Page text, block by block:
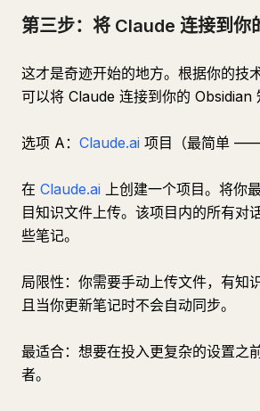
第三步：将 Claude 连接到你
这才是奇迹开始的地方。根据你的技
可以将 Claude 连接到你的 Obsidian
选项 A： Claude.ai 项目（最简单 ——
在 Claude.ai 上创建一个项目。将你
目知识文件上传。该项目内的所有对
些笔记。
局限性：你需要手动上传文件，有知
且当你更新笔记时不会自动同步。
最适合：想要在投入更复杂的设置之
者。